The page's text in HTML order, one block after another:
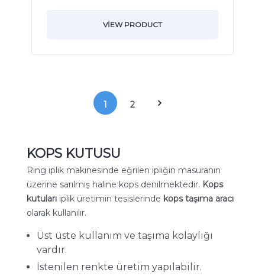
VIEW PRODUCT
1 2
KOPS KUTUSU
Ring iplik makinesinde eğrilen ipliğin masuranın
üzerine sarılmış haline kops denilmektedir. Kops
kutuları iplik üretimin tesislerinde kops taşıma aracı
olarak kullanılır.
Üst üste kullanım ve taşıma kolaylığı
vardır.
İstenilen renkte üretim yapılabilir.